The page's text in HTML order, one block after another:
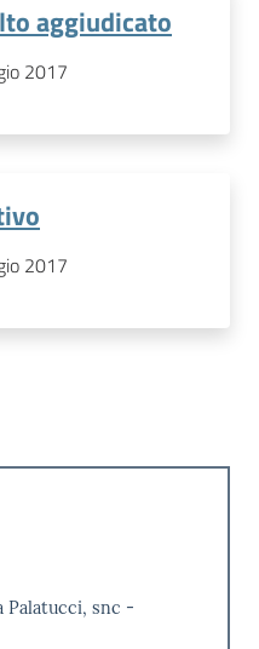
aggiudicato
2017
2017
Palatucci, snc -